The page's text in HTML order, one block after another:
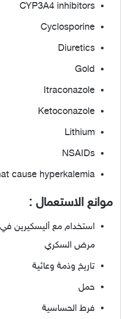
CYP3A4 inhibitors
Cyclosporine
Diuretics
Gold
Itraconazole
Ketoconazole
Lithium
NSAIDs
cause hyperkalemia
موانع الاستعمال :
استخدام مع أليسكيرين
مرض السكري
تاريخ وذمة وعائية
حمل
فرط الحساسية